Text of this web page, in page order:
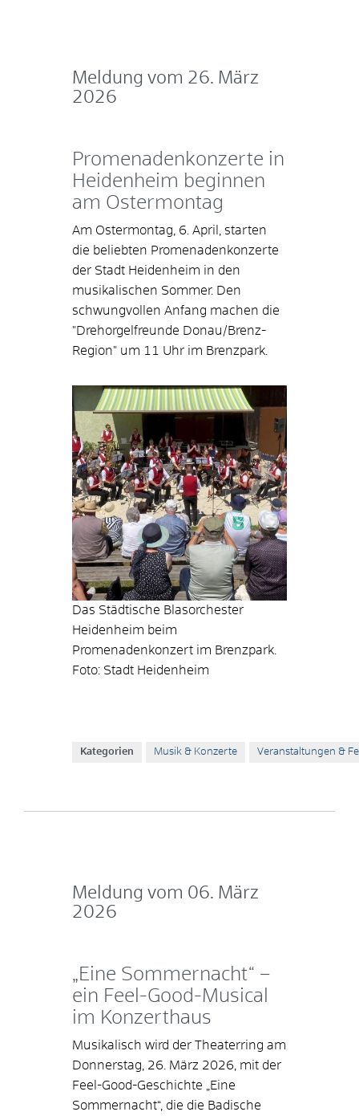
Meldung vom 26. März
2026
Promenadenkonzerte in
Heidenheim beginnen
am Ostermontag
Am Ostermontag, 6. April, starten
die beliebten Promenadenkonzerte
der Stadt Heidenheim in den
musikalischen Sommer. Den
schwungvollen Anfang machen die
"Drehorgelfreunde Donau/Brenz-
Region" um 11 Uhr im Brenzpark.
Das Städtische Blasorchester
Heidenheim beim
Promenadenkonzert im Brenzpark.
Foto: Stadt Heidenheim
Kategorien Musik & Konzerte Veranstaltungen &
Meldung vom 06. März
2026
„Eine Sommernacht“ –
ein Feel-Good-Musical
im Konzerthaus
Musikalisch wird der Theaterring am
Donnerstag, 26. März 2026, mit der
Feel-Good-Geschichte „Eine
Sommernacht“, die die Badische